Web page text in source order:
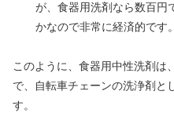
が、食器用洗剤なら数百円
かなので非常に経済的です。
このように、食器用中性洗剤は
で、自転車チェーンの洗浄剤と
す。